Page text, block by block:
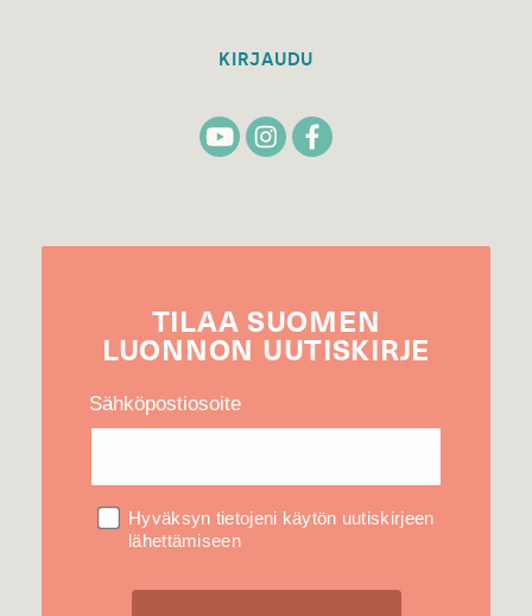
KIRJAUDU
TILAA SUOMEN
LUONNON UUTIS­KIRJE
Sähköpostiosoite
Hyväksyn tietojeni käytön uutiskirjeen
lähettämiseen